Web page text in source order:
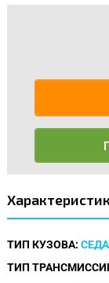
ТИП КУЗОВА:
ТИП